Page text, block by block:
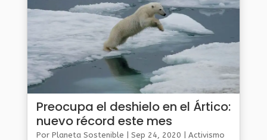
Preocupa el deshielo en el Ártico:
nuevo récord este mes
Por Planeta Sostenible | Sep 24, 2020 | Activismo